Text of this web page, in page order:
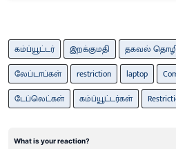
கம்ப்யூட்டர் இறக்குமதி தகவல்
லேப்டாப்கள்
restriction laptop
டேப்லெட்கள்
கம்ப்யூட்டர்கள்